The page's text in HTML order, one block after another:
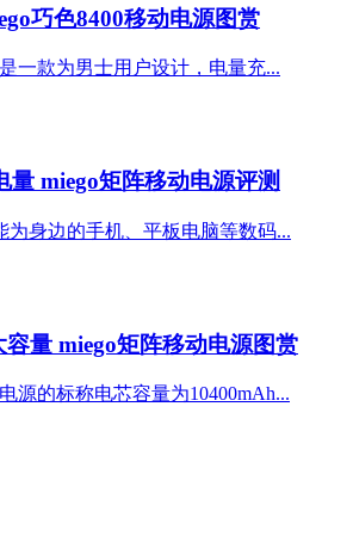
巧色8400移动电源图赏
一款为男士用户设计，电量充...
量 miego矩阵移动电源评测
为身边的手机、平板电脑等数码...
容量 miego矩阵移动电源图赏
源的标称电芯容量为10400mAh...